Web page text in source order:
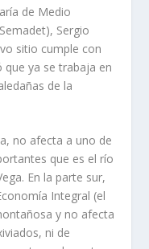
de Medio
Sergio
sitio cumple con
ya se trabaja en
de la
no afecta a uno de
que es el río
En la parte sur,
Integral (el
y no afecta
ni de